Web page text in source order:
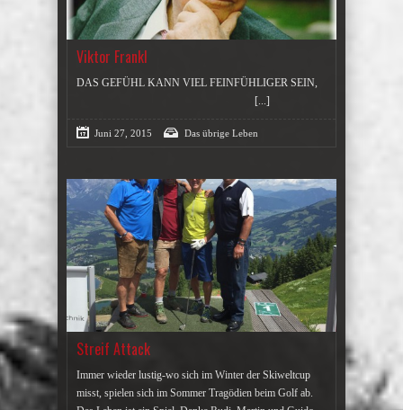
Viktor Frankl
DAS GEFÜHL KANN VIEL FEINFÜHLIGER SEIN,
[...]
Juni 27, 2015 Das übrige Leben
Streif Attack
Immer wieder lustig-wo sich im Winter der Skiweltcup
misst, spielen sich im Sommer Tragödien beim Golf ab.